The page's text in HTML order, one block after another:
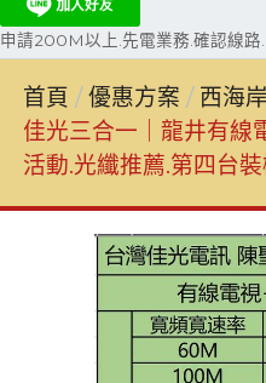
申請200M以上.先電業務.確認線
首頁 優惠方案 西海
佳光三合一｜龍井有線
活動.光纖推薦.第四台